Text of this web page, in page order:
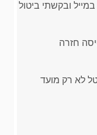
ובקשתי ביטול
חזרה
לא רק מועד